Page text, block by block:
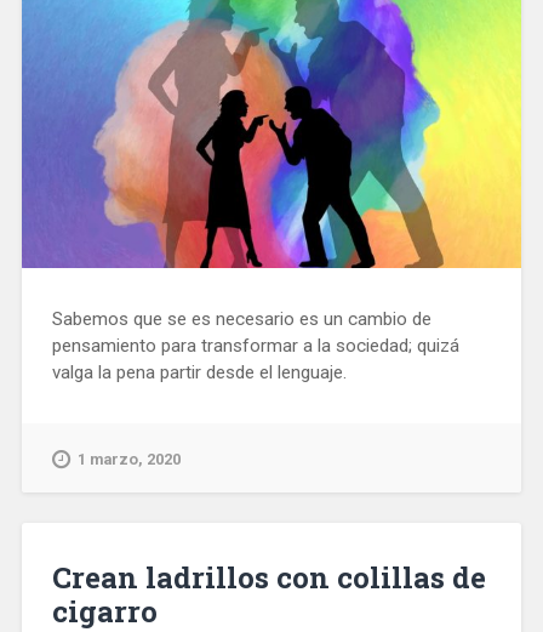
Sabemos que se es necesario es un cambio de
pensamiento para transformar a la sociedad; quizá
valga la pena partir desde el lenguaje.
1 marzo, 2020
Crean ladrillos con colillas de
cigarro